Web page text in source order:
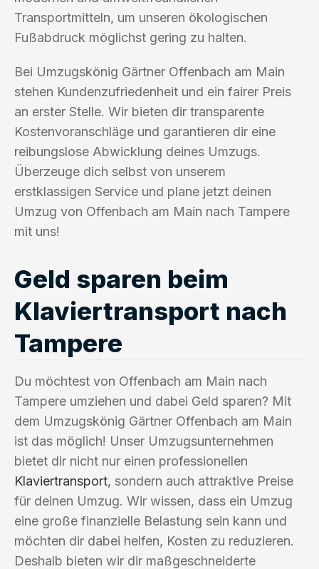
Transportmitteln, um unseren ökologischen
Fußabdruck möglichst gering zu halten.
Bei Umzugskönig Gärtner Offenbach am Main
stehen Kundenzufriedenheit und ein fairer Preis
an erster Stelle. Wir bieten dir transparente
Kostenvoranschläge und garantieren dir eine
reibungslose Abwicklung deines Umzugs.
Überzeuge dich selbst von unserem
erstklassigen Service und plane jetzt deinen
Umzug von Offenbach am Main nach Tampere
mit uns!
Geld sparen beim
Klaviertransport nach
Tampere
Du möchtest von Offenbach am Main nach
Tampere umziehen und dabei Geld sparen? Mit
dem Umzugskönig Gärtner Offenbach am Main
ist das möglich! Unser Umzugsunternehmen
bietet dir nicht nur einen professionellen
Klaviertransport, sondern auch attraktive Preise
für deinen Umzug. Wir wissen, dass ein Umzug
eine große finanzielle Belastung sein kann und
möchten dir dabei helfen, Kosten zu reduzieren.
Deshalb bieten wir dir maßgeschneiderte